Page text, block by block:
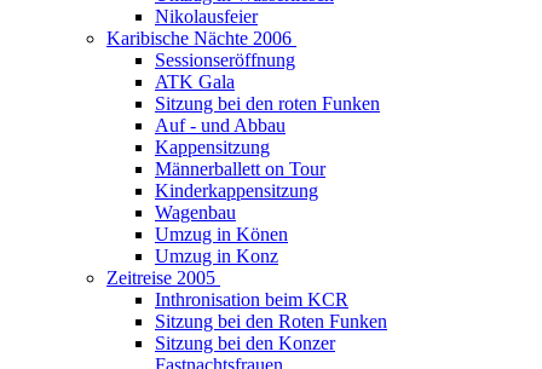
Nikolausfeier
Karibische Nächte 2006
Sessionseröffnung
ATK Gala
Sitzung bei den roten Funken
Auf - und Abbau
Kappensitzung
Männerballett on Tour
Kinderkappensitzung
Wagenbau
Umzug in Könen
Umzug in Konz
Zeitreise 2005
Inthronisation beim KCR
Sitzung bei den Roten Funken
Sitzung bei den Konzer
Fastnachtsfrauen